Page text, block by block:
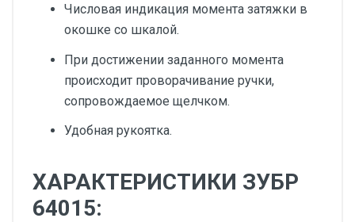
Числовая индикация момента затяжки в
окошке со шкалой.
При достижении заданного момента
происходит проворачивание ручки,
сопровождаемое щелчком.
Удобная рукоятка.
ХАРАКТЕРИСТИКИ ЗУБР
64015: